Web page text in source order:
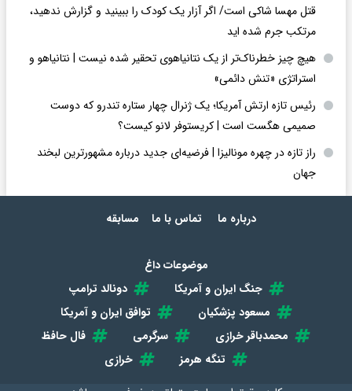
قتل مهسا شاکی است/ اگر آزار یک کودک را ببینید و گزارش ندهید،
مرتکب جرم شده اید
هیچ چیز خطرناک‌تر از یک نتانیاهوی تحقیر شده نیست | نتانیاهو و
استراتژی «تنش دائمی»
رئیس تازه ارتش آمریکا؛ یک ژنرال چهار ستاره تندرو که دوست
صمیمی هگست است | کریستوفر لانو کیست؟
راز تازه در چهره مونالیزا | فرضیه‌ای جدید درباره مشهورترین لبخند
جهان
درباره ما تماس با ما مسابقه
موضوعات داغ
جنگ ایران و آمریکا
دونالد ترامپ
مسعود پزشکیان
توافق ایران و آمریکا
محمدباقر خرازی
سرگرمی
فال حافظ
تنگه هرمز
خرازی